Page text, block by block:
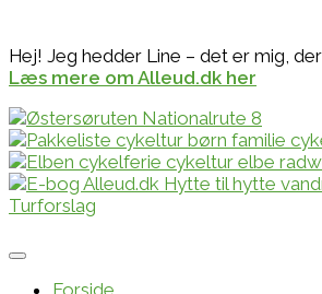
Hej! Jeg hedder Line – det er mig,
Læs mere om Alleud.dk her